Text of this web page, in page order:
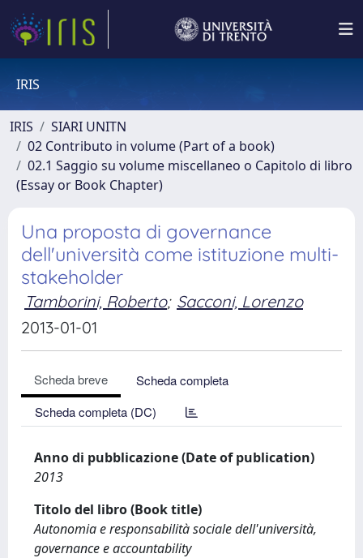
IRIS
IRIS
SIARI UNITN
02 Contributo in volume (Part of a book)
02.1 Saggio su volume miscellaneo o Capitolo di libro
(Essay or Book Chapter)
Una proposta di governance
dell'università come istituzione multi-
stakeholder
Tamborini, Roberto; Sacconi, Lorenzo
2013-01-01
Scheda breve
Scheda completa
Scheda completa (DC)
Anno di pubblicazione (Date of publication)
2013
Titolo del libro (Book title)
Autonomia e responsabilità sociale dell'università,
governance e accountability